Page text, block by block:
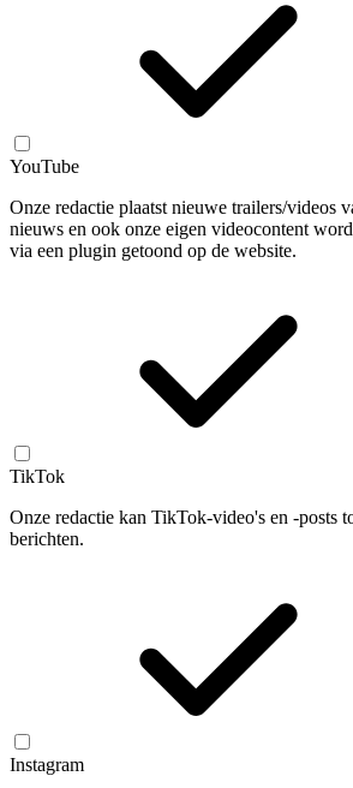
YouTube
Onze redactie plaatst nieuwe trailers/videos
nieuws en ook onze eigen videocontent
via een plugin getoond op de website.
TikTok
Onze redactie kan TikTok-video's en -posts
berichten.
Instagram